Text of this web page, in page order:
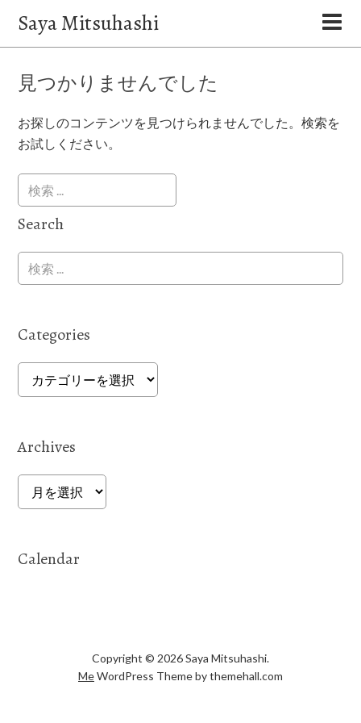
Saya Mitsuhashi
見つかりませんでした
お探しのコンテンツを見つけられませんでした。検索を
お試しください。
Search
Categories
Categories
Archives
Archives
Calendar
Copyright © 2026 Saya Mitsuhashi.
MeWordPress Theme by themehall.com